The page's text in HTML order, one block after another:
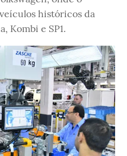
históricos da
Kombi e SP1.